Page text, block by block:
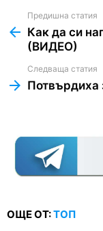
more
Предишна статия
Как да си
(ВИДЕО)
Следваща статия
Потвърдиха
ОЩЕ ОТ:ТОП